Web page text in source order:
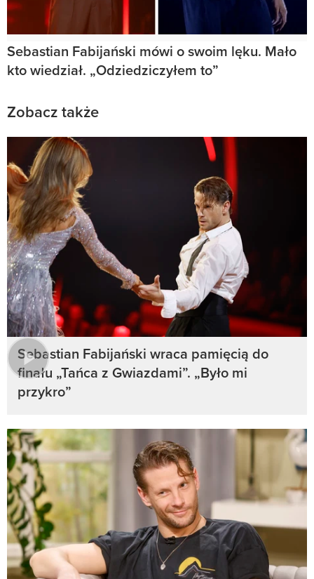
Sebastian Fabijański mówi o swoim lęku. Mało
kto wiedział. „Odziedziczyłem to”
Zobacz także
Sebastian Fabijański wraca pamięcią do
finału „Tańca z Gwiazdami”. „Było mi
przykro”